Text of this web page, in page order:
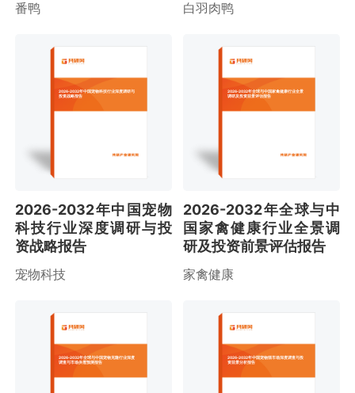
番鸭 白羽肉鸭
2026-2032年中国宠物科技行业深度调研与
投资战略报告
2026-2032年中国宠物
科技行业深度调研与投
资战略报告
宠物科技
2026-2032年全球与中国家禽健康行业全景
调研及投资前景评估报告
2026-2032年全球与中
国家禽健康行业全景调
研及投资前景评估报告
家禽健康
2026-2032年全球与中国宠物克隆行业深度
调查与市场供需预测报告
2026-2032年中国宠物猫市场深度调查与投
资前景分析报告